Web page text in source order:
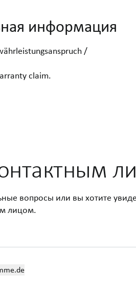
информация
/
claim.
вопросы или вы хотите
лицом.